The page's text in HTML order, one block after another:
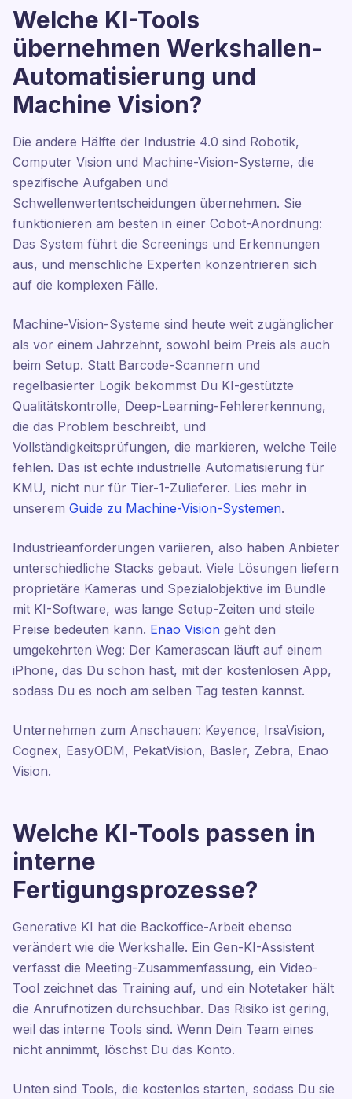
Welche KI-Tools
übernehmen Werkshallen-
Automatisierung und
Machine Vision?
Die andere Hälfte der Industrie 4.0 sind Robotik,
Computer Vision und Machine-Vision-Systeme, die
spezifische Aufgaben und
Schwellenwertentscheidungen übernehmen. Sie
funktionieren am besten in einer Cobot-Anordnung:
Das System führt die Screenings und Erkennungen
aus, und menschliche Experten konzentrieren sich
auf die komplexen Fälle.
Machine-Vision-Systeme sind heute weit zugänglicher
als vor einem Jahrzehnt, sowohl beim Preis als auch
beim Setup. Statt Barcode-Scannern und
regelbasierter Logik bekommst Du KI-gestützte
Qualitätskontrolle, Deep-Learning-Fehlererkennung,
die das Problem beschreibt, und
Vollständigkeitsprüfungen, die markieren, welche Teile
fehlen. Das ist echte industrielle Automatisierung für
KMU, nicht nur für Tier-1-Zulieferer. Lies mehr in
unserem Guide zu Machine-Vision-Systemen.
Industrieanforderungen variieren, also haben Anbieter
unterschiedliche Stacks gebaut. Viele Lösungen liefern
proprietäre Kameras und Spezialobjektive im Bundle
mit KI-Software, was lange Setup-Zeiten und steile
Preise bedeuten kann. Enao Vision geht den
umgekehrten Weg: Der Kamerascan läuft auf einem
iPhone, das Du schon hast, mit der kostenlosen App,
sodass Du es noch am selben Tag testen kannst.
Unternehmen zum Anschauen: Keyence, IrsaVision,
Cognex, EasyODM, PekatVision, Basler, Zebra, Enao
Vision.
Welche KI-Tools passen in
interne
Fertigungsprozesse?
Generative KI hat die Backoffice-Arbeit ebenso
verändert wie die Werkshalle. Ein Gen-KI-Assistent
verfasst die Meeting-Zusammenfassung, ein Video-
Tool zeichnet das Training auf, und ein Notetaker hält
die Anrufnotizen durchsuchbar. Das Risiko ist gering,
weil das interne Tools sind. Wenn Dein Team eines
nicht annimmt, löschst Du das Konto.
Unten sind Tools, die kostenlos starten, sodass Du sie